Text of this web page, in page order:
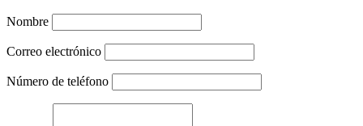
Nombre
Correo electrónico
Número de teléfono